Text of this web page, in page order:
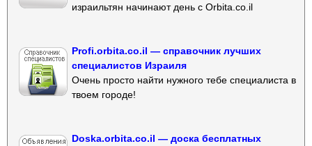
израильтян начинают день с Orbita.co.il
Profi.orbita.co.il — справочник лучших
специалистов Израиля
Очень просто найти нужного тебе специалиста в
твоем городе!
Doska.orbita.co.il — доска бесплатных